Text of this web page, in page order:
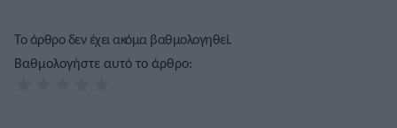
Το άρθρο δεν έχει ακόμα βαθμολογηθεί.
Βαθμολογήστε αυτό το άρθρο: